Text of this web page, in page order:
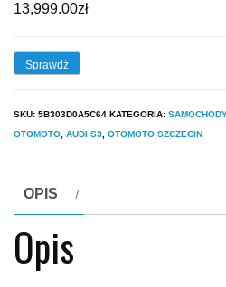
13,999.00zł
Sprawdź
SKU: 5B303D0A5C64 KATEGORIA:
OTOMOTO, AUDI S3, OTOMOTO SZCZECIN
OPIS
Opis